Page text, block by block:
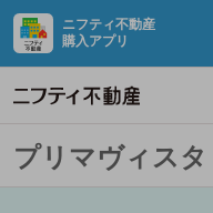
ニフティ不動産
購入アプリ
プリマヴィスタ